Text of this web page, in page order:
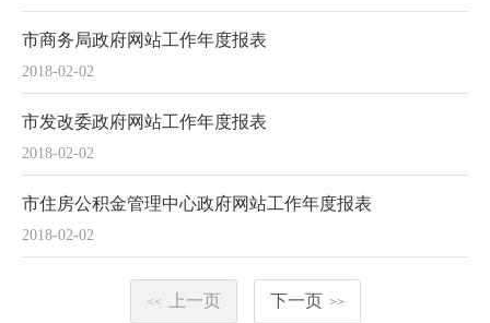
2018-02-02
市商务局政府网站工作年度报表
2018-02-02
市发改委政府网站工作年度报表
2018-02-02
市住房公积金管理中心政府网站工作年度报表
<< 上一页 下一页 >>